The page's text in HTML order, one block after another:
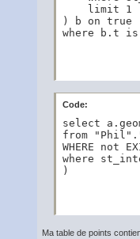
    limit 1
) b on true
where b.t
Code:
select
from
WHERE not
where
)
Ma table de points